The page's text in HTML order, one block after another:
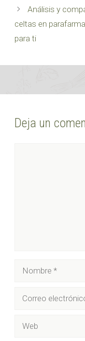
Análisis y
celtas en
para ti
Deja un
electrónico